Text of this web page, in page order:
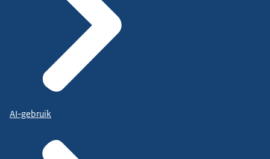
AI-gebruik